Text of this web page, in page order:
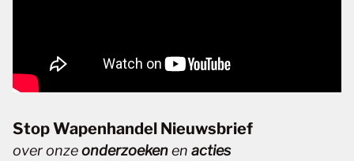
Stop Wapenhandel Nieuwsbrief
over onzeonderzoekenen acties